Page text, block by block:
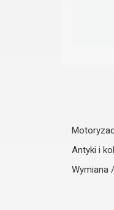
Antyki i
Wymiana